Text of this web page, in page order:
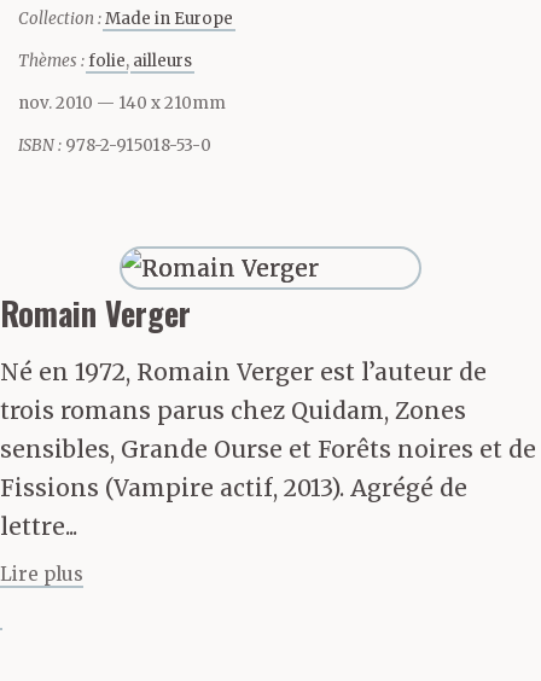
d’abrupt, de
clôture brutale contre
laquelle butait mon
tentait de se poser sur
ce visage anonyme, y
cherchant en vain des
signes familiers —
comme ce double sillon
qui départageait ses
Collection :Made in Europe
Thèmes :folie ailleurs
nov. 2010 — 140 x 210mm
ISBN : 978-2-915018-53-0
Romain Verger
Né en 1972, Romain Verger est l’auteur de
trois romans parus chez Quidam, Zones
sensibles, Grande Ourse et Forêts noires et de
Fissions (Vampire actif, 2013). Agrégé de
lettre...
Lire plus